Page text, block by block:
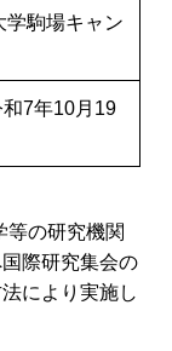
学駒場キャン
7年10月19
際研究集会の
により実施し